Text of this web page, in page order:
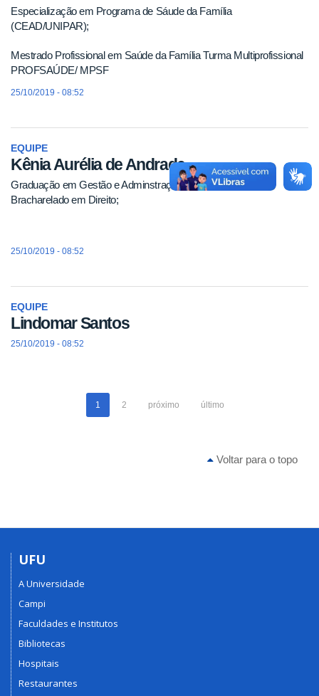
Especialização em Programa de Sáude da Família
(CEAD/UNIPAR);
Mestrado Profissional em Saúde da Família Turma Multiprofissional
PROFSAÚDE/ MPSF
25/10/2019 - 08:52
EQUIPE
Kênia Aurélia de Andrade
Graduação em Gestão e Adminstração de Empresas e
Bracharelado em Direito;
25/10/2019 - 08:52
EQUIPE
Lindomar Santos
25/10/2019 - 08:52
1 2 próximo último
Voltar para o topo
UFU
A Universidade
Campi
Faculdades e Institutos
Bibliotecas
Hospitais
Restaurantes